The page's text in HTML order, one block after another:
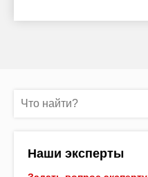
Наши эксперты